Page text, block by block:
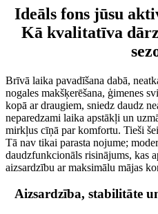
Ideāls fons jūsu
Kā kvalitatīva
Brīvā laika pavadīšana dabā,
nogales makšķerēšana, ģimenes
kopā ar draugiem, sniedz daudz
neparedzami laika apstākļi un
mirkļus cīņā par komfortu. Tieši
Tā nav tikai parasta nojume;
daudzfunkcionāls risinājums, kas
aizsardzību ar maksimālu mājas
Aizsardzība, stabilitāte